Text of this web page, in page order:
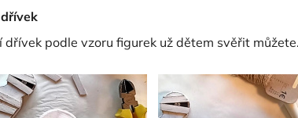
podle vzoru figurek už dětem svěřit můžete.